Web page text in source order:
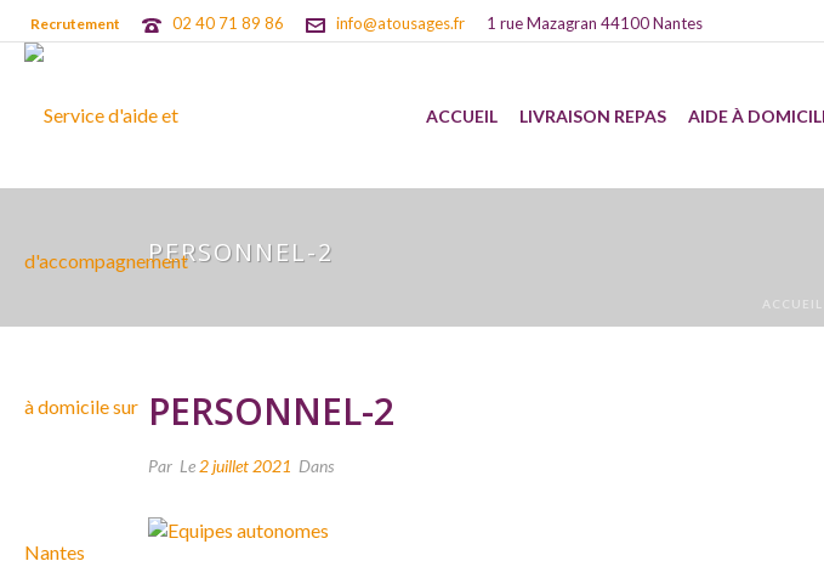
Recrutement 02 40 71 89 86 info@atousages.fr 1 rue Mazagran 44100 Nantes
ACCUEIL LIVRAISON REPAS AIDE À
PERSONNEL-2
ACCUEIL
PERSONNEL-2
Par Le 2 juillet 2021 Dans